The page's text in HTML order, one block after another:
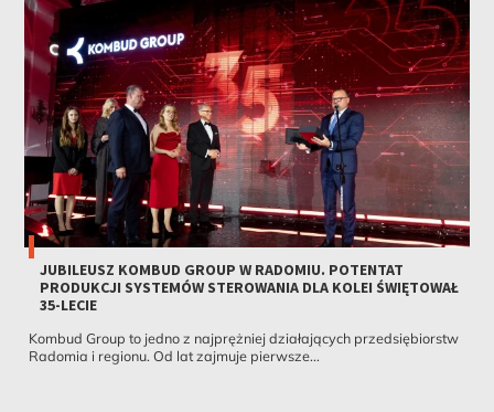
JUBILEUSZ KOMBUD GROUP W RADOMIU. POTENTAT
PRODUKCJI SYSTEMÓW STEROWANIA DLA KOLEI ŚWIĘTOWAŁ
35-LECIE
Kombud Group to jedno z najprężniej działających przedsiębiorstw
Radomia i regionu. Od lat zajmuje pierwsze...